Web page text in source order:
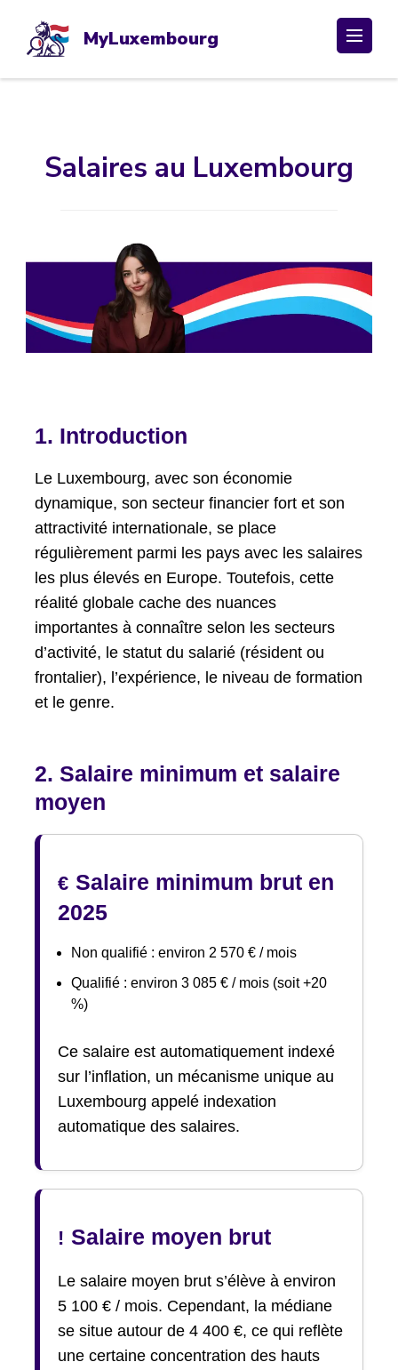
contenu
(Pressez
MyLuxembourg
Salaires au Luxembourg
1. Introduction
Le Luxembourg, avec son économie
dynamique, son secteur financier fort et son
attractivité internationale, se place
régulièrement parmi les pays avec les salaires
les plus élevés en Europe. Toutefois, cette
réalité globale cache des nuances
importantes à connaître selon les secteurs
d’activité, le statut du salarié (résident ou
frontalier), l’expérience, le niveau de formation
et le genre.
2. Salaire minimum et salaire
moyen
€ Salaire minimum brut en
2025
Non qualifié : environ 2 570 € / mois
Qualifié : environ 3 085 € / mois (soit +20
%)
Ce salaire est automatiquement indexé
sur l’inflation, un mécanisme unique au
Luxembourg appelé indexation
automatique des salaires.
! Salaire moyen brut
Le salaire moyen brut s’élève à environ
5 100 € / mois. Cependant, la médiane
se situe autour de 4 400 €, ce qui reflète
une certaine concentration des hauts